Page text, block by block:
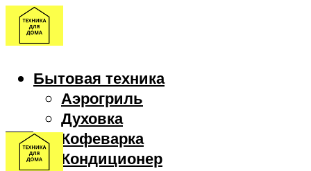
Бытовая техника
Аэрогриль
Духовка
Кофеварка
Кондиционер